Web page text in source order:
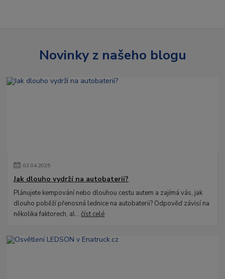
Novinky z našeho blogu
03.04.2025
Jak dlouho vydrží na autobaterii?
Plánujete kempování nebo dlouhou cestu autem a zajímá vás, jak
dlouho poběží přenosná lednice na autobaterii? Odpověď závisí na
několika faktorech, al...číst celé